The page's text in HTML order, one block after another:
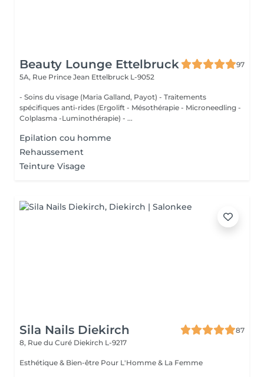
Beauty Lounge Ettelbruck
97
5A, Rue Prince Jean Ettelbruck L-9052
- Soins du visage (Maria Galland, Payot) - Traitements
spécifiques anti-rides (Ergolift - Mésothérapie - Microneedling -
Colplasma -Luminothérapie) - ...
Epilation cou homme
Rehaussement
Teinture Visage
Sila Nails Diekirch
87
8, Rue du Curé Diekirch L-9217
Esthétique & Bien-être Pour L'Homme & La Femme